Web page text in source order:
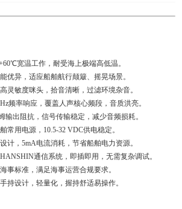
宽温工作，耐受海上极端高低温。
优异，适应船舶航行颠簸、摇晃场景。
灵敏度咪头，拾音清晰，过滤环境杂音。
频率响应，覆盖人声核心频段，音质洪亮。
输出阻抗，信号传输稳定，减少音频损耗。
常用电源，10.5-32 VDC供电稳定。
计，5mA电流消耗，节省船舶电力资源。
通信系统，即插即用，无需复杂调试。
事标准，满足海事运营合规要求。
持设计，轻量化，握持舒适易操作。